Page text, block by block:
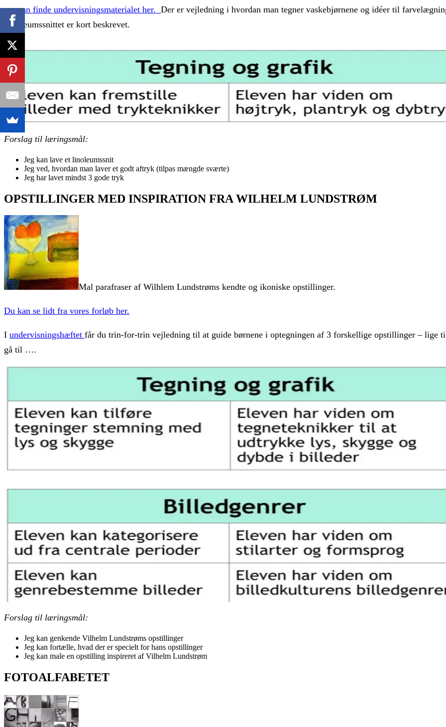
Du kan finde undervisningsmaterialet her. Der er vejledning i hvordan man tegner vaskebjørnene og idéer til
Linoleumssnittet er kort beskrevet.
Forslag til læringsmål:
Jeg kan lave et linoleumssnit
Jeg ved, hvordan man laver et godt aftryk (tilpas mængde sværte)
Jeg har lavet mindst 3 gode tryk
OPSTILLINGER MED INSPIRATION FRA WILHELM LUNDSTRØM
Mal parafraser af Wilhlem Lundstrøms kendte og ikoniske opstillinger.
Du kan se lidt fra vores forløb her.
I undervisningshæftet får du trin-for-trin vejledning til at guide børnene i optegningen af 3 forskellige opstillinger – lige
gå til ….
Forslag til læringsmål:
Jeg kan genkende Vilhelm Lundstrøms opstillinger
Jeg kan fortælle, hvad der er specielt for hans opstillinger
Jeg kan male en opstilling inspireret af Vilhelm Lundstrøm
FOTOALFABETET